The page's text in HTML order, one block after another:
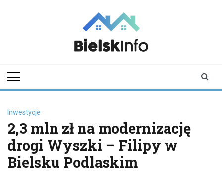
Podlaskiego i
Inwestycje
2,3 mln zł na modernizację
drogi Wyszki – Filipy w
Bielsku Podlaskim